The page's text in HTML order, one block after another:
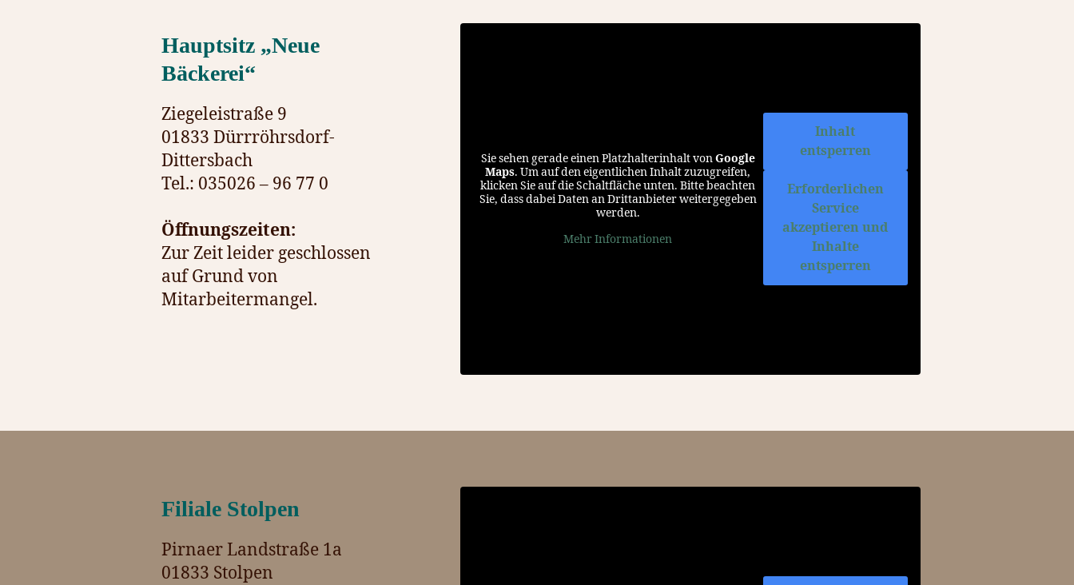
Hauptsitz „Neue
Bäckerei“
Ziegeleistraße 9
01833 Dürrröhrsdorf-
Dittersbach
Tel.: 035026 – 96 77 0
Öffnungszeiten:
Zur Zeit leider geschlossen
auf Grund von
Mitarbeitermangel.
Sie sehen gerade einen Platzhalterinhalt vonGoogle
Maps. Um auf den eigentlichen Inhalt zuzugreifen,
klicken Sie auf die Schaltfläche unten. Bitte beachten
Sie, dass dabei Daten an Drittanbieter weitergegeben
werden.
Mehr Informationen
Inhalt
entsperren
Erforderlichen
Service
akzeptieren und
Inhalte
entsperren
Filiale Stolpen
Pirnaer Landstraße 1a
01833 Stolpen